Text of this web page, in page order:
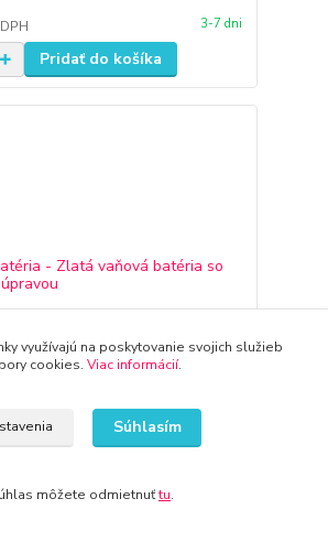
3-7 dni
Pridať do košíka
využívajú na poskytovanie svojich služieb
cookies. Viac informácií.
Súhlasím
môžete odmietnuťtu.